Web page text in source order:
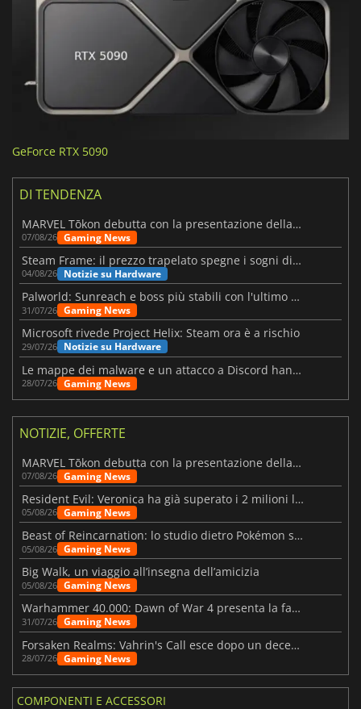
GeForce RTX 5090
DI TENDENZA
MARVEL Tōkon debutta con la presentazione della roadmap per il primo anno
07/08/26 Gaming News
Steam Frame: il prezzo trapelato spegne i sogni di un VR economico
04/08/26 Notizie su Hardware
Palworld: Sunreach e boss più stabili con l'ultimo update
31/07/26 Gaming News
Microsoft rivede Project Helix: Steam ora è a rischio
29/07/26 Notizie su Hardware
Le mappe dei malware e un attacco a Discord hanno colpito Meccha Chameleon
28/07/26 Gaming News
NOTIZIE, OFFERTE
MARVEL Tōkon debutta con la presentazione della roadmap per il primo anno
07/08/26 Gaming News
Resident Evil: Veronica ha già superato i 2 milioni liste dei desideri
05/08/26 Gaming News
Beast of Reincarnation: lo studio dietro Pokémon su una nuova strada
05/08/26 Gaming News
Big Walk, un viaggio all’insegna dell’amicizia
05/08/26 Gaming News
Warhammer 40.000: Dawn of War 4 presenta la fazione dei Necron
31/07/26 Gaming News
Forsaken Realms: Vahrin's Call esce dopo un decennio di sviluppo
28/07/26 Gaming News
COMPONENTI E ACCESSORI